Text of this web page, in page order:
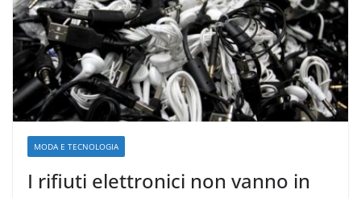
MODA E TECNOLOGIA
I rifiuti elettronici non vanno in